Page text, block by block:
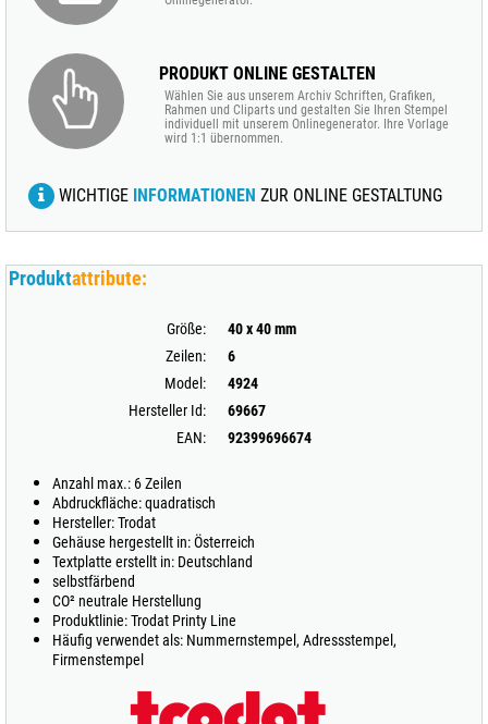
PRODUKT ONLINE GESTALTEN
Wählen Sie aus unserem Archiv Schriften, Grafiken,
Rahmen und Cliparts und gestalten Sie Ihren Stempel
individuell mit unserem Onlinegenerator. Ihre Vorlage
wird 1:1 übernommen.
WICHTIGE INFORMATIONEN ZUR ONLINE GESTALTUNG
Produktattribute:
Größe:
40 x 40 mm
Zeilen:
6
Model:
4924
Hersteller Id:
69667
EAN:
92399696674
Anzahl max.: 6 Zeilen
Abdruckfläche: quadratisch
Hersteller: Trodat
Gehäuse hergestellt in: Österreich
Textplatte erstellt in: Deutschland
selbstfärbend
CO² neutrale Herstellung
Produktlinie: Trodat Printy Line
Häufig verwendet als: Nummernstempel, Adressstempel,
Firmenstempel